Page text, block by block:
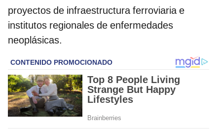
proyectos de infraestructura ferroviaria e
institutos regionales de enfermedades
neoplásicas.